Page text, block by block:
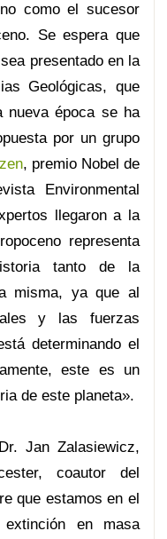
como el sucesor
Se espera que
presentado en la
Geológicas, que
nueva época se ha
por un grupo
, premio Nobel de
Environmental
llegaron a la
representa
tanto de la
misma, ya que al
y las fuerzas
determinando el
este es un
de este planeta».
Jan Zalasiewicz,
coautor del
que estamos en el
en masa